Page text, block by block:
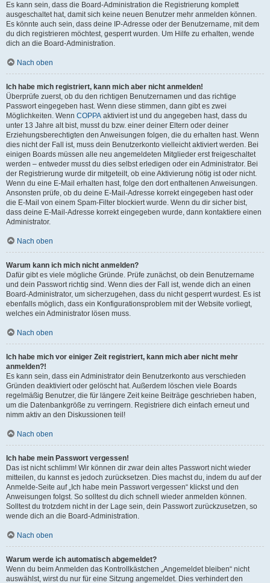
Es kann sein, dass die Board-Administration die Registrierung komplett
ausgeschaltet hat, damit sich keine neuen Benutzer mehr anmelden können.
Es könnte auch sein, dass deine IP-Adresse oder der Benutzername, mit dem
du dich registrieren möchtest, gesperrt wurden. Um Hilfe zu erhalten, wende
dich an die Board-Administration.
Nach oben
Ich habe mich registriert, kann mich aber nicht anmelden!
Überprüfe zuerst, ob du den richtigen Benutzernamen und das richtige
Passwort eingegeben hast. Wenn diese stimmen, dann gibt es zwei
Möglichkeiten. Wenn COPPA aktiviert ist und du angegeben hast, dass du
unter 13 Jahre alt bist, musst du bzw. einer deiner Eltern oder deiner
Erziehungsberechtigten den Anweisungen folgen, die du erhalten hast. Wenn
dies nicht der Fall ist, muss dein Benutzerkonto vielleicht aktiviert werden. Bei
einigen Boards müssen alle neu angemeldeten Mitglieder erst freigeschaltet
werden – entweder musst du dies selbst erledigen oder ein Administrator. Bei
der Registrierung wurde dir mitgeteilt, ob eine Aktivierung nötig ist oder nicht.
Wenn du eine E-Mail erhalten hast, folge den dort enthaltenen Anweisungen.
Ansonsten prüfe, ob du deine E-Mail-Adresse korrekt eingegeben hast oder
die E-Mail von einem Spam-Filter blockiert wurde. Wenn du dir sicher bist,
dass deine E-Mail-Adresse korrekt eingegeben wurde, dann kontaktiere einen
Administrator.
Nach oben
Warum kann ich mich nicht anmelden?
Dafür gibt es viele mögliche Gründe. Prüfe zunächst, ob dein Benutzername
und dein Passwort richtig sind. Wenn dies der Fall ist, wende dich an einen
Board-Administrator, um sicherzugehen, dass du nicht gesperrt wurdest. Es ist
ebenfalls möglich, dass ein Konfigurationsproblem mit der Website vorliegt,
welches ein Administrator lösen muss.
Nach oben
Ich habe mich vor einiger Zeit registriert, kann mich aber nicht mehr
anmelden?!
Es kann sein, dass ein Administrator dein Benutzerkonto aus verschieden
Gründen deaktiviert oder gelöscht hat. Außerdem löschen viele Boards
regelmäßig Benutzer, die für längere Zeit keine Beiträge geschrieben haben,
um die Datenbankgröße zu verringern. Registriere dich einfach erneut und
nimm aktiv an den Diskussionen teil!
Nach oben
Ich habe mein Passwort vergessen!
Das ist nicht schlimm! Wir können dir zwar dein altes Passwort nicht wieder
mitteilen, du kannst es jedoch zurücksetzen. Dies machst du, indem du auf der
Anmelde-Seite auf „Ich habe mein Passwort vergessen“ klickst und den
Anweisungen folgst. So solltest du dich schnell wieder anmelden können.
Solltest du trotzdem nicht in der Lage sein, dein Passwort zurückzusetzen, so
wende dich an die Board-Administration.
Nach oben
Warum werde ich automatisch abgemeldet?
Wenn du beim Anmelden das Kontrollkästchen „Angemeldet bleiben“ nicht
auswählst, wirst du nur für eine Sitzung angemeldet. Dies verhindert den